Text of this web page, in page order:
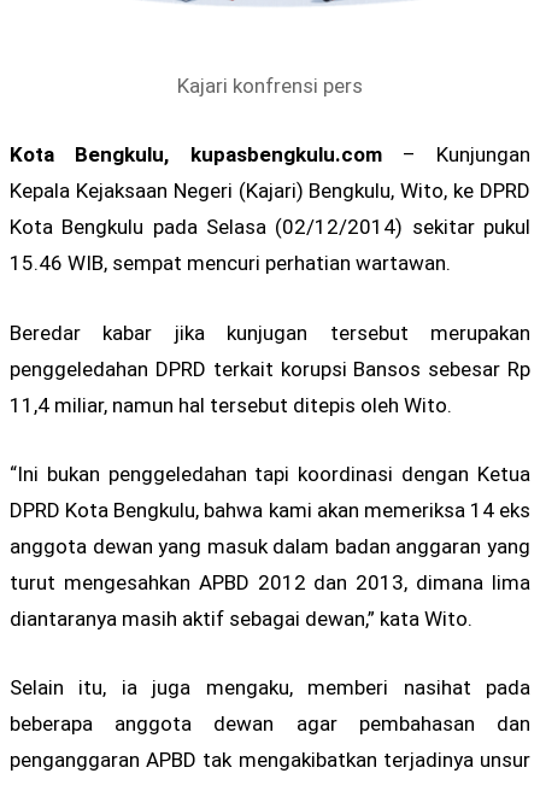
Kajari konfrensi pers
Kota Bengkulu, kupasbengkulu.com– Kunjungan
Kepala Kejaksaan Negeri (Kajari) Bengkulu, Wito, ke DPRD
Kota Bengkulu pada Selasa (02/12/2014) sekitar pukul
15.46 WIB, sempat mencuri perhatian wartawan.
Beredar kabar jika kunjugan tersebut merupakan
penggeledahan DPRD terkait korupsi Bansos sebesar Rp
11,4 miliar, namun hal tersebut ditepis oleh Wito.
“Ini bukan penggeledahan tapi koordinasi dengan Ketua
DPRD Kota Bengkulu, bahwa kami akan memeriksa 14 eks
anggota dewan yang masuk dalam badan anggaran yang
turut mengesahkan APBD 2012 dan 2013, dimana lima
diantaranya masih aktif sebagai dewan,” kata Wito.
Selain itu, ia juga mengaku, memberi nasihat pada
beberapa anggota dewan agar pembahasan dan
penganggaran APBD tak mengakibatkan terjadinya unsur